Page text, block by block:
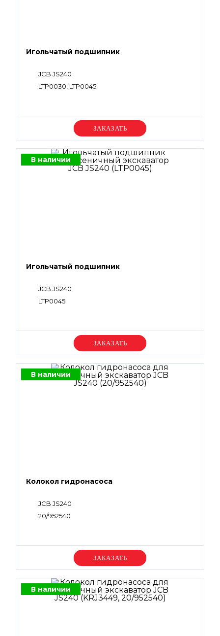
Игольчатый подшипник
JCB JS240
LTP0030, LTP0045
Уточняйте цену
В наличии
Игольчатый подшипник
JCB JS240
LTP0045
Уточняйте цену
В наличии
Колокол гидронасоса
JCB JS240
20/952540
Уточняйте цену
В наличии